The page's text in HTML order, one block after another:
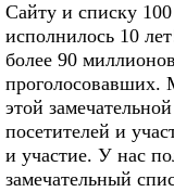
Сайту и списку
исполнилось 10
более 90
проголосовавших.
этой
посетителей и
и участие. У нас
замечательный